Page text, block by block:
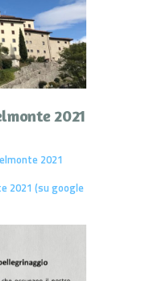
2021
2021
2021 (su google